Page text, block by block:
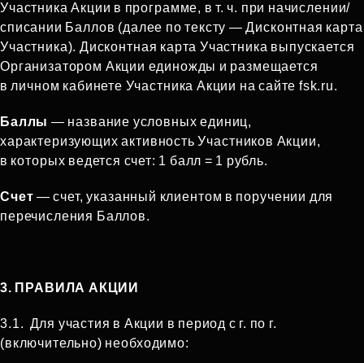
Участника Акции в программе, в т. ч. при начислении/
списании Баллов (далее по тексту — Дисконтная карта
Участника). Дисконтная карта Участника выпускается
Организатором Акции единожды и размещается
в личном кабинете Участника Акции на сайте fsk.ru.
Баллы — название условных единиц,
характеризующих активность Участников Акции,
в которых ведется счет: 1 балл = 1 рубль.
Счет — счет, указанный клиентом в поручении для
перечисления Баллов.
3. ПРАВИЛА АКЦИИ
3.1. Для участия в Акции в период с г. по г.
(включительно) необходимо: